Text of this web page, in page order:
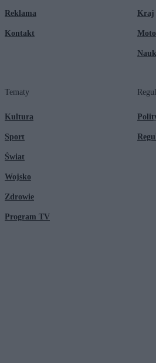
Reklama
Kontakt
Kraj
Moto
Tematy
Kultura
Sport
Świat
Wojsko
Zdrowie
Program TV